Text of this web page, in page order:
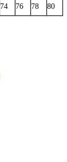
74 76 78
80